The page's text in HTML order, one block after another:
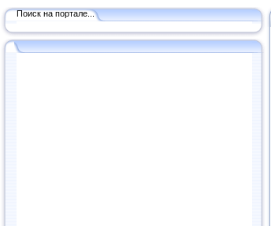
Поиск на портале...